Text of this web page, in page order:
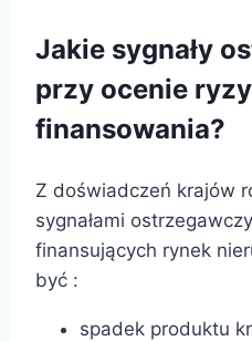
Jakie sygnały
przy ocenie
finansowania?
Z doświadczeń krajów
sygnałami
finansujących rynek
być :
spadek produktu